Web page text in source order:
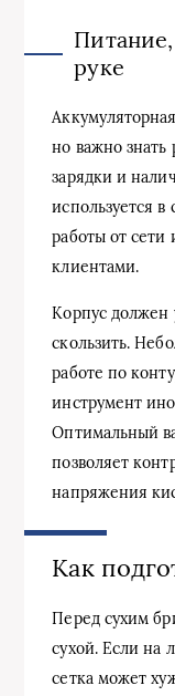
руке
но важно знать
зарядки и
используется
работы от сети
клиентами.
Корпус должен
скользить.
работе по
инструмент
Оптимальный
позволяет
напряжения
Как
Перед сухим
сухой. Если на
сетка может